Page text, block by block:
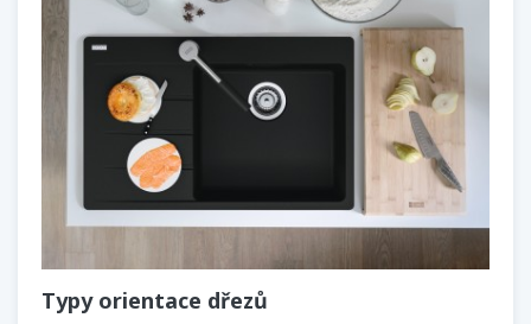
Typy orientace dřezů